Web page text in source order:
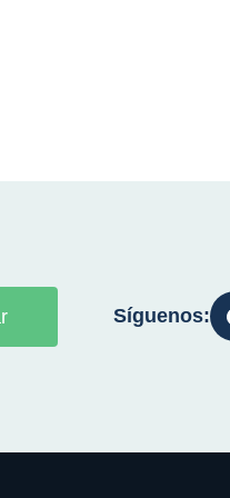
Síguenos: